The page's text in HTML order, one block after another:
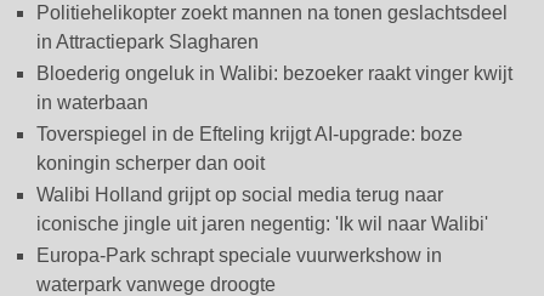
Politiehelikopter zoekt mannen na tonen geslachtsdeel
in Attractiepark Slagharen
Bloederig ongeluk in Walibi: bezoeker raakt vinger kwijt
in waterbaan
Toverspiegel in de Efteling krijgt AI-upgrade: boze
koningin scherper dan ooit
Walibi Holland grijpt op social media terug naar
iconische jingle uit jaren negentig: 'Ik wil naar Walibi'
Europa-Park schrapt speciale vuurwerkshow in
waterpark vanwege droogte